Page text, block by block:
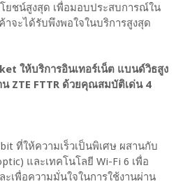
ยชน์สูงสุด เพื่อมอบประสบการณ์ใน
าจะได้รับพึงพอใจในบริการสูงสุด
ให้บริการอินเทอร์เน็ต แบนด์วิธสูง
ZTE FTTR ด้วยคุณสมบัติเด่น 4
ที่ให้ความเร็วเป็นพิเศษ ผสานกับ
และเทคโนโลยี Wi-Fi 6 เพื่อ
ะเพื่อความมั่นใจในการใช้งานผ่าน